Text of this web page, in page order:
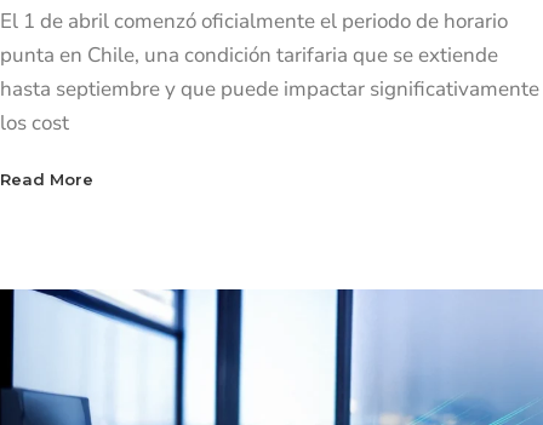
El 1 de abril comenzó oficialmente el periodo de horario
punta en Chile, una condición tarifaria que se extiende
hasta septiembre y que puede impactar significativamente
los cost
Read More